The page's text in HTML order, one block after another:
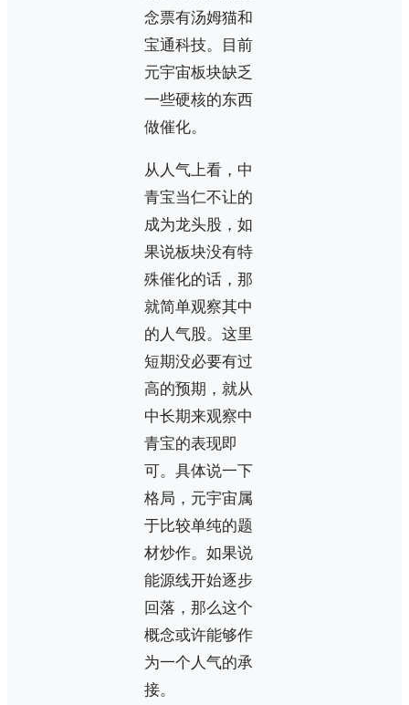
念票有汤姆猫和
宝通科技。目前
元宇宙板块缺乏
一些硬核的东西
做催化。
从人气上看，中
青宝当仁不让的
成为龙头股，如
果说板块没有特
殊催化的话，那
就简单观察其中
的人气股。这里
短期没必要有过
高的预期，就从
中长期来观察中
青宝的表现即
可。具体说一下
格局，元宇宙属
于比较单纯的题
材炒作。如果说
能源线开始逐步
回落，那么这个
概念或许能够作
为一个人气的承
接。